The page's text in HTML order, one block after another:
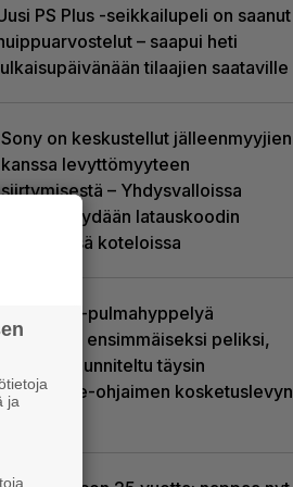
PS Plus -seikkailupeli on saanut
– saapui heti
tilaajien saataville
Sony on keskustellut jälleenmyyjien
kanssa levyttömyyteen
siirtymisestä – Yhdysvalloissa
pelejä myydään latauskoodin
sisältävissä koteloissa
Uutta PS5-pulmahyppelyä
kuvaillaan ensimmäiseksi peliksi,
joka on suunniteltu täysin
DualSense-ohjaimen kosketuslevyn
ja